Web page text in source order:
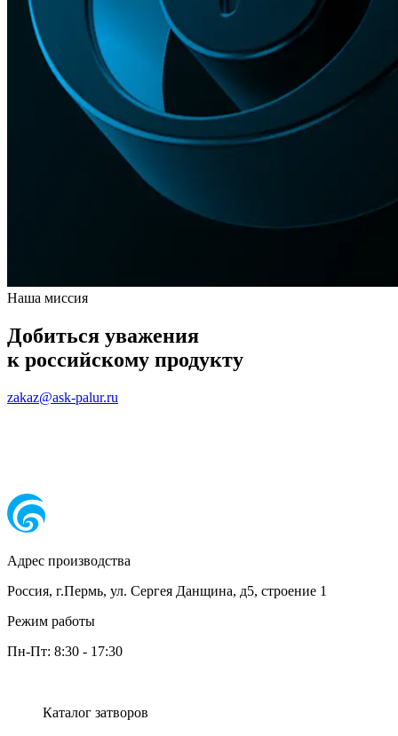
Наша миссия
Добиться уважения
к российскому продукту
zakaz@ask-palur.ru
Адрес производства
Россия, г.Пермь, ул. Сергея Данщина, д5, строение 1
Режим работы
Пн-Пт: 8:30 - 17:30
Каталог затворов